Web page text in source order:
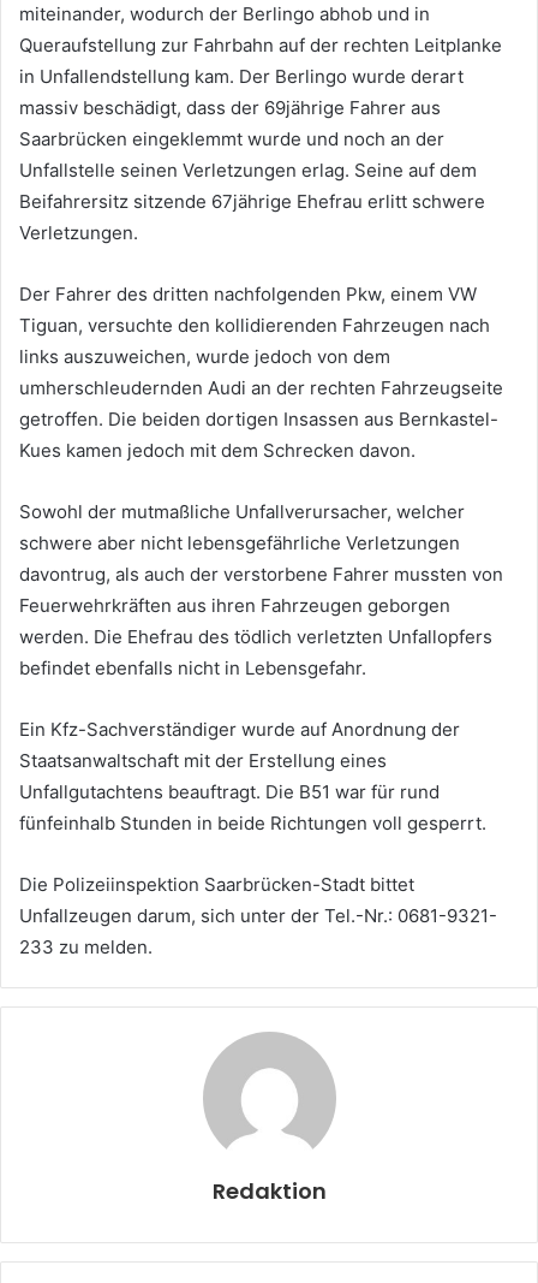
miteinander, wodurch der Berlingo abhob und in
Queraufstellung zur Fahrbahn auf der rechten Leitplanke
in Unfallendstellung kam. Der Berlingo wurde derart
massiv beschädigt, dass der 69jährige Fahrer aus
Saarbrücken eingeklemmt wurde und noch an der
Unfallstelle seinen Verletzungen erlag. Seine auf dem
Beifahrersitz sitzende 67jährige Ehefrau erlitt schwere
Verletzungen.
Der Fahrer des dritten nachfolgenden Pkw, einem VW
Tiguan, versuchte den kollidierenden Fahrzeugen nach
links auszuweichen, wurde jedoch von dem
umherschleudernden Audi an der rechten Fahrzeugseite
getroffen. Die beiden dortigen Insassen aus Bernkastel-
Kues kamen jedoch mit dem Schrecken davon.
Sowohl der mutmaßliche Unfallverursacher, welcher
schwere aber nicht lebensgefährliche Verletzungen
davontrug, als auch der verstorbene Fahrer mussten von
Feuerwehrkräften aus ihren Fahrzeugen geborgen
werden. Die Ehefrau des tödlich verletzten Unfallopfers
befindet ebenfalls nicht in Lebensgefahr.
Ein Kfz-Sachverständiger wurde auf Anordnung der
Staatsanwaltschaft mit der Erstellung eines
Unfallgutachtens beauftragt. Die B51 war für rund
fünfeinhalb Stunden in beide Richtungen voll gesperrt.
Die Polizeiinspektion Saarbrücken-Stadt bittet
Unfallzeugen darum, sich unter der Tel.-Nr.: 0681-9321-
233 zu melden.
Redaktion